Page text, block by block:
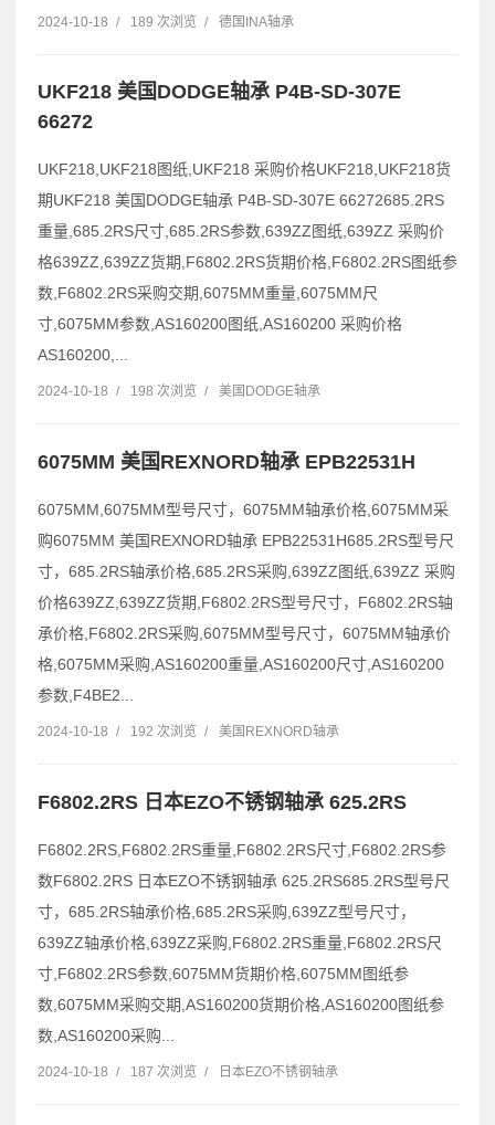
2024-10-18 / 189 次浏览 / 德国INA轴承
UKF218 美国DODGE轴承 P4B-SD-307E
66272
UKF218,UKF218图纸,UKF218 采购价格UKF218,UKF218货
期UKF218 美国DODGE轴承 P4B-SD-307E 66272685.2RS
重量,685.2RS尺寸,685.2RS参数,639ZZ图纸,639ZZ 采购价
格639ZZ,639ZZ货期,F6802.2RS货期价格,F6802.2RS图纸参
数,F6802.2RS采购交期,6075MM重量,6075MM尺
寸,6075MM参数,AS160200图纸,AS160200 采购价格
AS160200,...
2024-10-18 / 198 次浏览 / 美国DODGE轴承
6075MM 美国REXNORD轴承 EPB22531H
6075MM,6075MM型号尺寸，6075MM轴承价格,6075MM采
购6075MM 美国REXNORD轴承 EPB22531H685.2RS型号尺
寸，685.2RS轴承价格,685.2RS采购,639ZZ图纸,639ZZ 采购
价格639ZZ,639ZZ货期,F6802.2RS型号尺寸，F6802.2RS轴
承价格,F6802.2RS采购,6075MM型号尺寸，6075MM轴承价
格,6075MM采购,AS160200重量,AS160200尺寸,AS160200
参数,F4BE2...
2024-10-18 / 192 次浏览 / 美国REXNORD轴承
F6802.2RS 日本EZO不锈钢轴承 625.2RS
F6802.2RS,F6802.2RS重量,F6802.2RS尺寸,F6802.2RS参
数F6802.2RS 日本EZO不锈钢轴承 625.2RS685.2RS型号尺
寸，685.2RS轴承价格,685.2RS采购,639ZZ型号尺寸，
639ZZ轴承价格,639ZZ采购,F6802.2RS重量,F6802.2RS尺
寸,F6802.2RS参数,6075MM货期价格,6075MM图纸参
数,6075MM采购交期,AS160200货期价格,AS160200图纸参
数,AS160200采购...
2024-10-18 / 187 次浏览 / 日本EZO不锈钢轴承